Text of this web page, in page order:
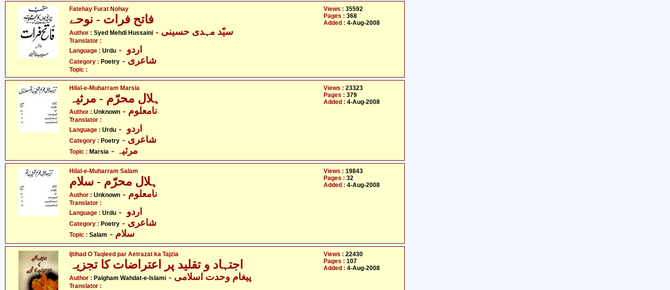
Fatehay Furat Nohay
فاتح فرات - نوحے
Author : Syed Mehdi Hussaini - سیّد مہدی حسینی
Translator :
Language : Urdu
Category : Poetry - شاعری
Topic :
Views : 35592
Pages : 368
Added : 4-Aug-2008
Hilal-e-Muharram Marsia
ہلال محرّم - مرثیہ
Author : Unknown - نامعلوم
Translator :
Language : Urdu
Category : Poetry - شاعری
Topic : Marsia - مرثیہ
Views : 23323
Pages : 379
Added : 4-Aug-2008
Hilal-e-Muharram Salam
ہلال محرّم - سلام
Author : Unknown - نامعلوم
Translator :
Language : Urdu
Category : Poetry - شاعری
Topic : Salam - سلام
Views : 19843
Pages : 32
Added : 4-Aug-2008
Ijtihad O Taqleed par Aetrazat ka Tajzia
اجتہاد و تقلید پر اعتراضات کا تجزیہ
Author : Paigham Wahdat-e-Islami - پیغام وحدت اسلامی
Translator :
Views : 22430
Pages : 107
Added : 4-Aug-2008